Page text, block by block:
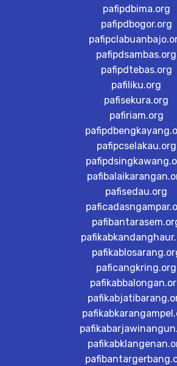
pafipdbima.org
pafipdbogor.org
pafipdsambas.org
pafipdtebas.org
pafiliku.org
pafisekura.org
pafiriam.org
pafipcselakau.org
pafisedau.org
paficangkring.org